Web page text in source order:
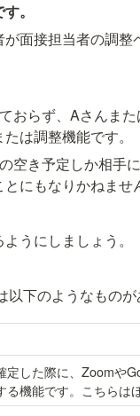
。
面接担当者の調
おらず、Aさんま
は調整機能です。
空き予定しか相手
にもなりかねませ
うにしましょう。
下のようなものが
定した際に、Zoomや
る機能です。こちらは